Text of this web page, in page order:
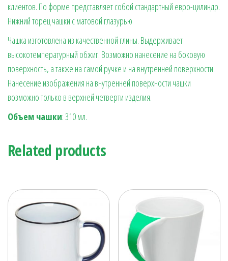
клиентов. По форме представляет собой стандартный евро-цилиндр.
Нижний торец чашки с матовой глазурью
Чашка изготовлена из качественной глины. Выдерживает
высокотемпературный обжиг. Возможно нанесение на боковую
поверхность, а также на самой ручке и на внутренней поверхности.
Нанесение изображения на внутренней поверхности чашки
возможно только в верхней четверти изделия.
Объем чашки: 310 мл.
Related products